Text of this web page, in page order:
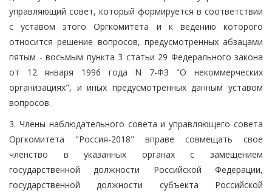
управляющий совет, который формируется в соответствии
с уставом этого Оргкомитета и к ведению которого
относится решение вопросов, предусмотренных абзацами
пятым - восьмым пункта 3 статьи 29 Федерального закона
от 12 января 1996 года N 7-ФЗ "О некоммерческих
организациях", и иных предусмотренных данным уставом
вопросов.
3. Члены наблюдательного совета и управляющего совета
Оргкомитета "Россия-2018" вправе совмещать свое
членство в указанных органах с замещением
государственной должности Российской Федерации,
государственной должности субъекта Российской